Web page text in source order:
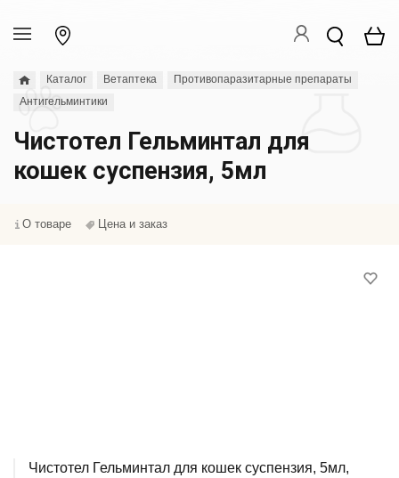
Каталог Ветаптека
Противопаразитарные препараты
Антигельминтики
Чистотел Гельминтал для
кошек суспензия, 5мл
О товаре Цена и заказ
Чистотел Гельминтал для кошек суспензия, 5мл,